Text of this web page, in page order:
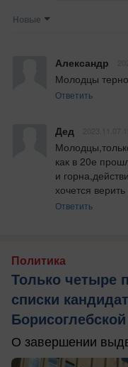
Новые
Александр
Молодцы
Ответить
Дед
как в 20е
и
хочется
Ответить
Политика
Только четыре
списки
О завершении